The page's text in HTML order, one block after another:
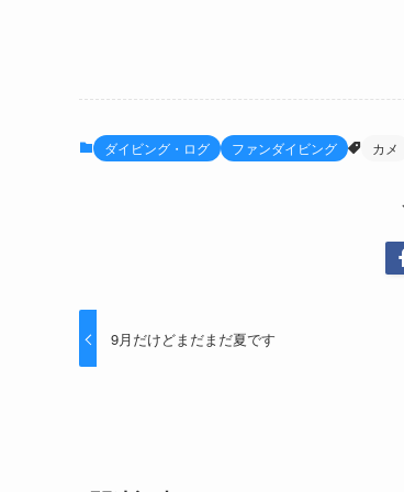
ダイビング・ログ ファンダイビング カメ
9月だけどまだまだ夏です